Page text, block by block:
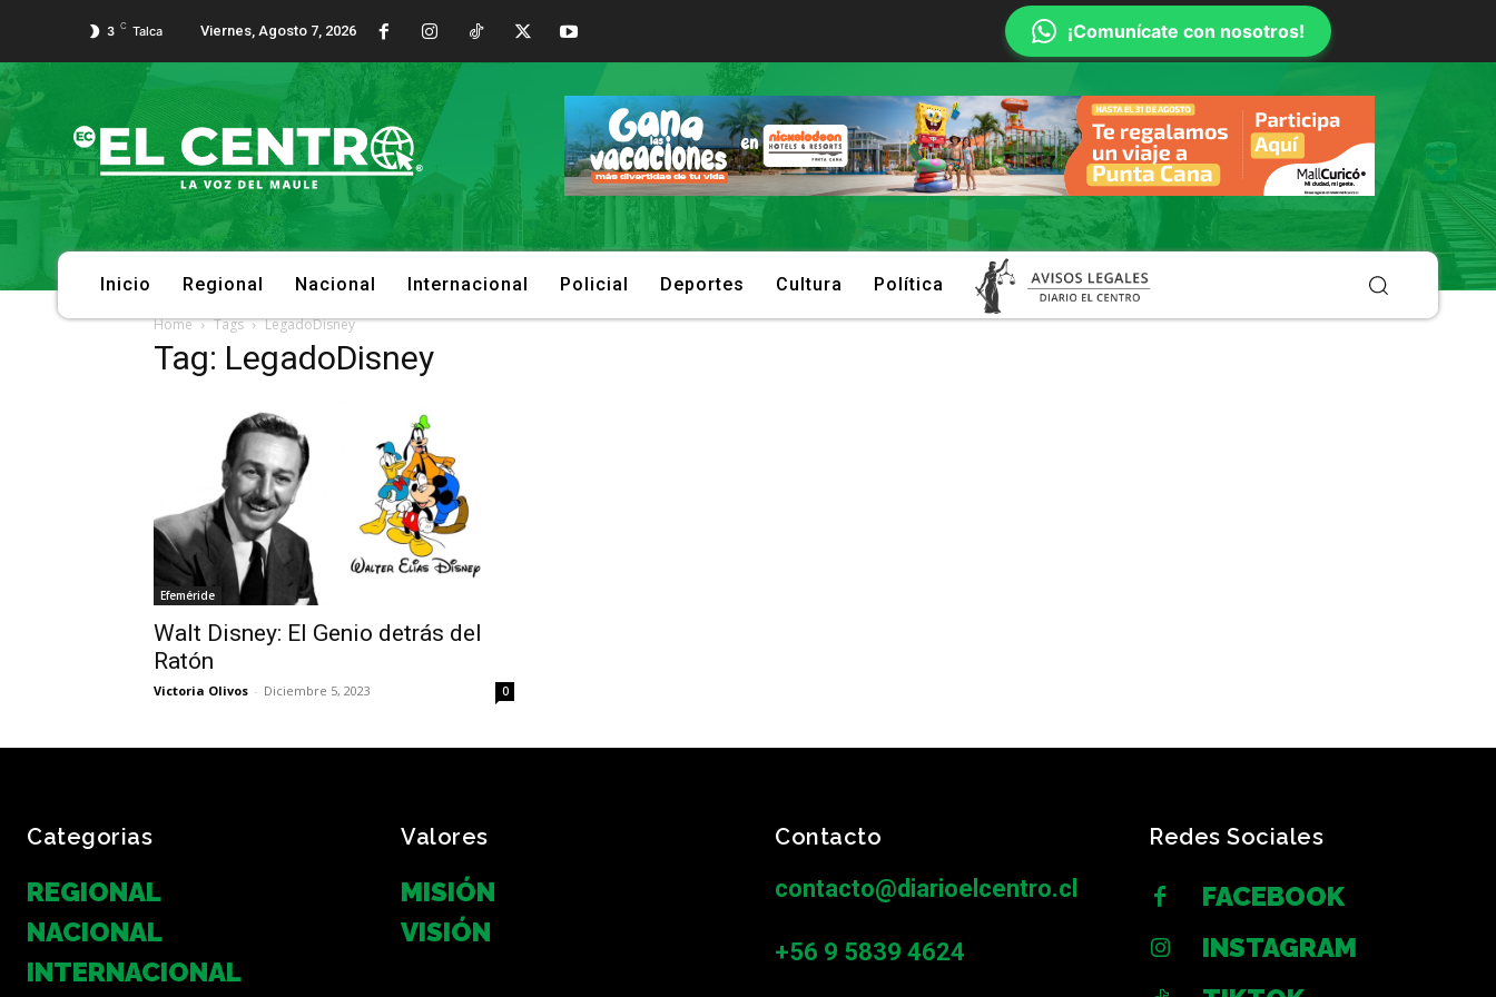
3 C Talca Viernes, Agosto 7, 2026 ¡Comunícate con nosotros!
Inicio Regional Nacional Internacional Policial Deportes Cultura Política
Home Tags LegadoDisney
Tag: LegadoDisney
Efeméride
Walt Disney: El Genio detrás del
Ratón
Victoria Olivos - Diciembre 5, 2023 0
Categorias
REGIONAL
NACIONAL
INTERNACIONAL
Valores
MISIÓN
VISIÓN
Contacto
contacto@diarioelcentro.cl
+56 9 5839 4624
Redes Sociales
FACEBOOK
INSTAGRAM